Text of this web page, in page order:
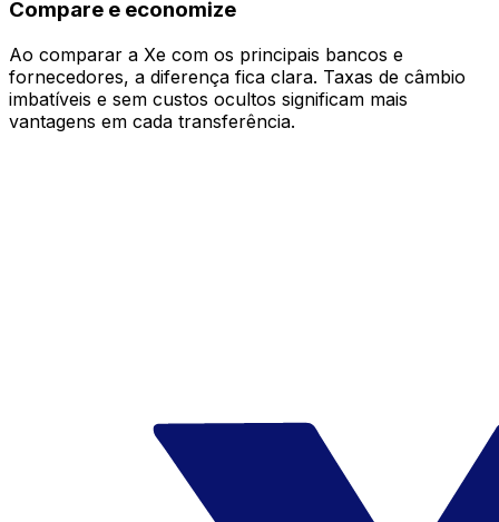
Compare e economize
Ao comparar a Xe com os principais bancos e
fornecedores, a diferença fica clara. Taxas de câmbio
imbatíveis e sem custos ocultos significam mais
vantagens em cada transferência.